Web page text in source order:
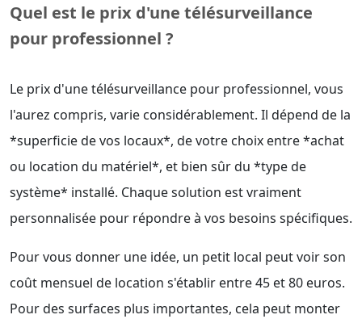
Quel est le prix d'une télésurveillance
pour professionnel ?
Le prix d'une télésurveillance pour professionnel, vous
l'aurez compris, varie considérablement. Il dépend de la
*superficie de vos locaux*, de votre choix entre *achat
ou location du matériel*, et bien sûr du *type de
système* installé. Chaque solution est vraiment
personnalisée pour répondre à vos besoins spécifiques.
Pour vous donner une idée, un petit local peut voir son
coût mensuel de location s'établir entre 45 et 80 euros.
Pour des surfaces plus importantes, cela peut monter